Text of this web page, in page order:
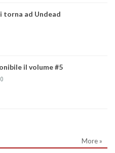
torna ad Undead
il volume #5
0
More »